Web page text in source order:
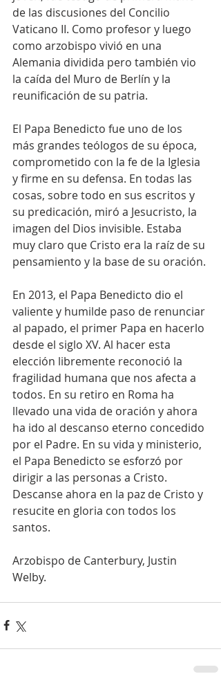
de las discusiones del Concilio
Vaticano II. Como profesor y luego
como arzobispo vivió en una
Alemania dividida pero también vio
la caída del Muro de Berlín y la
reunificación de su patria.
El Papa Benedicto fue uno de los
más grandes teólogos de su época,
comprometido con la fe de la Iglesia
y firme en su defensa. En todas las
cosas, sobre todo en sus escritos y
su predicación, miró a Jesucristo, la
imagen del Dios invisible. Estaba
muy claro que Cristo era la raíz de su
pensamiento y la base de su oración.
En 2013, el Papa Benedicto dio el
valiente y humilde paso de renunciar
al papado, el primer Papa en hacerlo
desde el siglo XV. Al hacer esta
elección libremente reconoció la
fragilidad humana que nos afecta a
todos. En su retiro en Roma ha
llevado una vida de oración y ahora
ha ido al descanso eterno concedido
por el Padre. En su vida y ministerio,
el Papa Benedicto se esforzó por
dirigir a las personas a Cristo.
Descanse ahora en la paz de Cristo y
resucite en gloria con todos los
santos.
Arzobispo de Canterbury, Justin
Welby.